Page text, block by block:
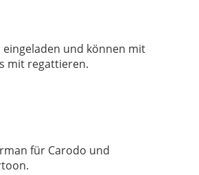
eingeladen und können mit
mit regattieren.
für Carodo und